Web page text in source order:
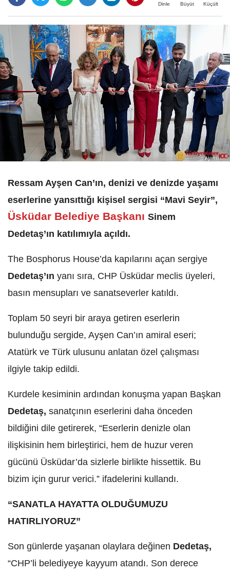
Dinle Büyüt Küçült
Ressam Ayşen Can’ın, denizi ve denizde yaşamı
eserlerine yansıttığı kişisel sergisi “Mavi Seyir”,
Üsküdar Belediye Başkanı Sinem
Dedetaş’ın katılımıyla açıldı.
The Bosphorus House’da kapılarını açan sergiye
Dedetaş’ın yanı sıra, CHP Üsküdar meclis üyeleri,
basın mensupları ve sanatseverler katıldı.
Toplam 50 seyri bir araya getiren eserlerin
bulunduğu sergide, Ayşen Can’ın amiral eseri;
Atatürk ve Türk ulusunu anlatan özel çalışması
ilgiyle takip edildi.
Kurdele kesiminin ardından konuşma yapan Başkan
Dedetaş, sanatçının eserlerini daha önceden
bildiğini dile getirerek, “Eserlerin denizle olan
ilişkisinin hem birleştirici, hem de huzur veren
gücünü Üsküdar’da sizlerle birlikte hissettik. Bu
bizim için gurur verici.” ifadelerini kullandı.
“SANATLA HAYATTA OLDUĞUMUZU
HATIRLIYORUZ”
Son günlerde yaşanan olaylara değinen Dedetaş,
“CHP’li belediyeye kayyum atandı. Son derece